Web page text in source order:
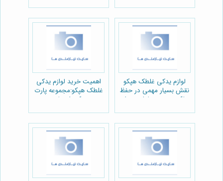
لوازم یدکی غلطک هپکو
نقش بسیار مهمی در حفظ
عملکرد بهینه و طول عمر این
اهمیت خرید لوازم یدکی
غلطک هپکو:مجموعه پارت
یدک راهسازی